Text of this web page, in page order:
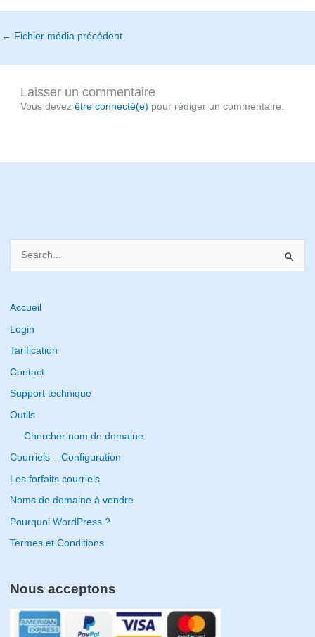
← Fichier média précédent
Laisser un commentaire
Vous devezêtre connecté(e) pour rédiger un commentaire.
r
c
r
:
Accueil
Login
Tarification
Contact
Support technique
Outils
Chercher nom de domaine
Courriels – Configuration
Les forfaits courriels
Noms de domaine à vendre
Pourquoi WordPress ?
Termes et Conditions
Nous acceptons